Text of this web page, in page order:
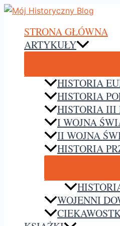
Przejdź
treściSTRONA GŁÓWNA
ARTYKUŁY
HISTORIA
HISTORIA
HISTORIA III
I WOJNA
II WOJNA
HISTORIA
WOJENNI